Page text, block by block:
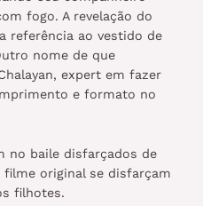
fogo. A revelação do
referência ao vestido de
nome de que
expert em fazer
e formato no
no baile disfarçados de
original se disfarçam
filhotes.